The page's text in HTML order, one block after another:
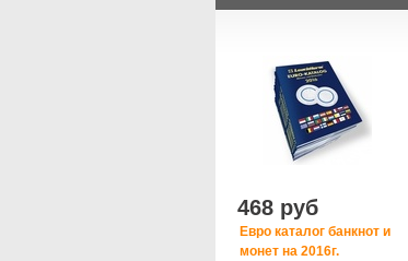
468 руб
Евро каталог банкнот и
монет на 2016г.